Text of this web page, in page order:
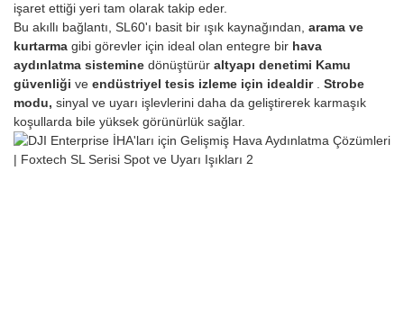
işaret ettiği yeri tam olarak takip eder.
Bu akıllı bağlantı, SL60'ı basit bir ışık kaynağından, arama ve
kurtarma gibi görevler için ideal olan entegre bir hava
aydınlatma sistemine dönüştürür altyapı denetimi Kamu
güvenliği ve endüstriyel tesis izleme için idealdir. Strobe
modu, sinyal ve uyarı işlevlerini daha da geliştirerek karmaşık
koşullarda bile yüksek görünürlük sağlar.